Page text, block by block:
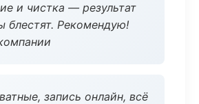
и чистка — результат
блестят. Рекомендую!
запись онлайн, всё